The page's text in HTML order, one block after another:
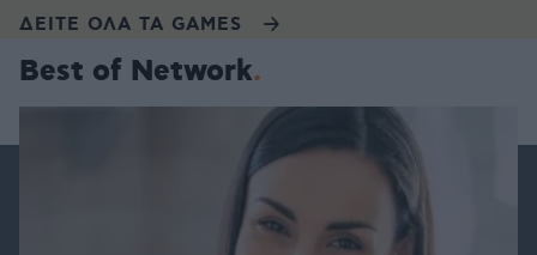
ΔΕΙΤΕ ΟΛΑ ΤΑ GAMES
Best of Network